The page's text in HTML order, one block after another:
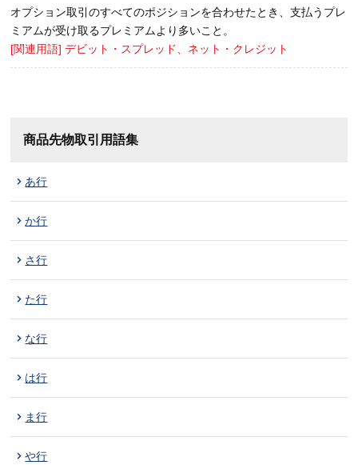
オプション取引のすべてのポジションを合わせたとき、支払うプレ
ミアムが受け取るプレミアムより多いこと。
[関連用語] デビット・スプレッド、ネット・クレジット
商品先物取引用語集
あ行
か行
さ行
た行
な行
は行
ま行
や行